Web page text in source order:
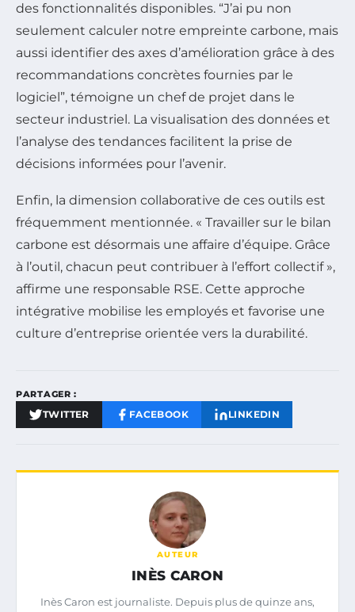
des fonctionnalités disponibles. “J’ai pu non
seulement calculer notre empreinte carbone, mais
aussi identifier des axes d’amélioration grâce à des
recommandations concrètes fournies par le
logiciel”, témoigne un chef de projet dans le
secteur industriel. La visualisation des données et
l’analyse des tendances facilitent la prise de
décisions informées pour l’avenir.
Enfin, la dimension collaborative de ces outils est
fréquemment mentionnée. « Travailler sur le bilan
carbone est désormais une affaire d’équipe. Grâce
à l’outil, chacun peut contribuer à l’effort collectif »,
affirme une responsable RSE. Cette approche
intégrative mobilise les employés et favorise une
culture d’entreprise orientée vers la durabilité.
PARTAGER :
TWITTER FACEBOOK LINKEDIN
AUTEUR
INÈS CARON
Inès Caron est journaliste. Depuis plus de quinze ans,